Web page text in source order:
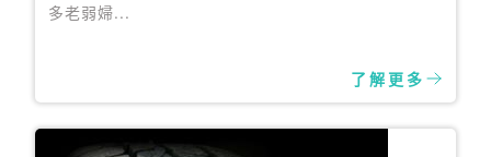
多老弱婦...
了解更多